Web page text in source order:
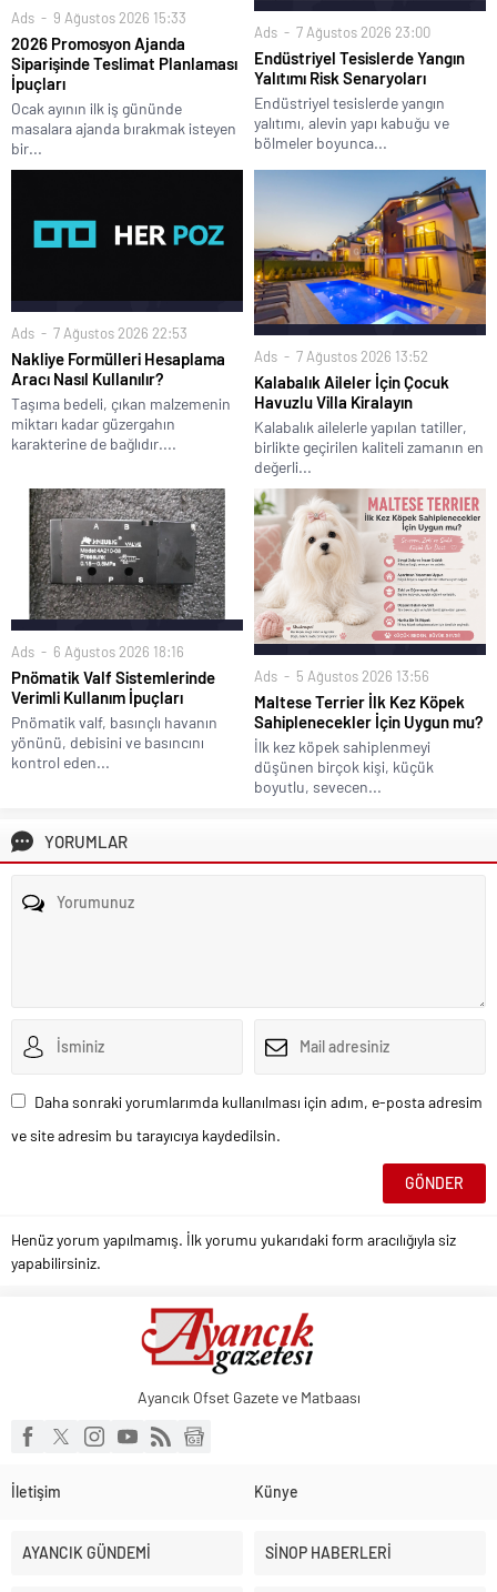
Ads 9 Ağustos 2026 15:33
2026 Promosyon Ajanda
Siparişinde Teslimat Planlaması
İpuçları
Ocak ayının ilk iş gününde
masalara ajanda bırakmak isteyen
bir...
Ads 7 Ağustos 2026 23:00
Endüstriyel Tesislerde Yangın
Yalıtımı Risk Senaryoları
Endüstriyel tesislerde yangın
yalıtımı, alevin yapı kabuğu ve
bölmeler boyunca...
Ads 7 Ağustos 2026 22:53
Nakliye Formülleri Hesaplama
Aracı Nasıl Kullanılır?
Taşıma bedeli, çıkan malzemenin
miktarı kadar güzergahın
karakterine de bağlıdır....
Ads 7 Ağustos 2026 13:52
Kalabalık Aileler İçin Çocuk
Havuzlu Villa Kiralayın
Kalabalık ailelerle yapılan tatiller,
birlikte geçirilen kaliteli zamanın en
değerli...
Ads 6 Ağustos 2026 18:16
Pnömatik Valf Sistemlerinde
Verimli Kullanım İpuçları
Pnömatik valf, basınçlı havanın
yönünü, debisini ve basıncını
kontrol eden...
Ads 5 Ağustos 2026 13:56
Maltese Terrier İlk Kez Köpek
Sahiplenecekler İçin Uygun mu?
İlk kez köpek sahiplenmeyi
düşünen birçok kişi, küçük
boyutlu, sevecen...
YORUMLAR
Daha sonraki yorumlarımda kullanılması için adım, e-posta adresim
ve site adresim bu tarayıcıya kaydedilsin.
Henüz yorum yapılmamış. İlk yorumu yukarıdaki form aracılığıyla siz
yapabilirsiniz.
Ayancık Ofset Gazete ve Matbaası
İletişim Künye
AYANCIK GÜNDEMİ SİNOP HABERLERİ